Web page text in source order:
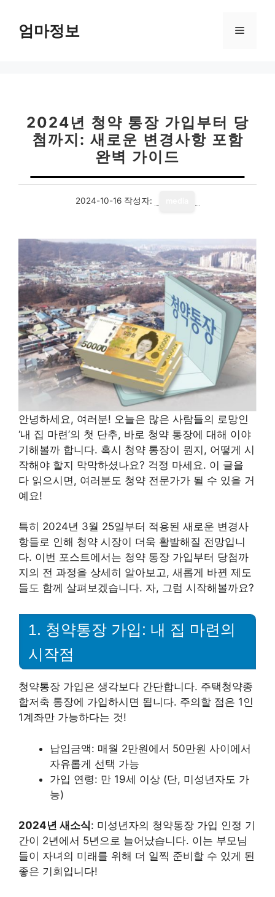
엄마정보 메
2024년 청약 통장 가입부터 당
첨까지: 새로운 변경사항 포함
완벽 가이드
2024-10-16 작성자:
안녕하세요, 여러분! 오늘은 많은 사람들의 로망인
‘내 집 마련’의 첫 단추, 바로 청약 통장에 대해 이야
기해볼까 합니다. 혹시 청약 통장이 뭔지, 어떻게 시
작해야 할지 막막하셨나요? 걱정 마세요. 이 글을
다 읽으시면, 여러분도 청약 전문가가 될 수 있을 거
예요!
특히 2024년 3월 25일부터 적용된 새로운 변경사
항들로 인해 청약 시장이 더욱 활발해질 전망입니
다. 이번 포스트에서는 청약 통장 가입부터 당첨까
지의 전 과정을 상세히 알아보고, 새롭게 바뀐 제도
들도 함께 살펴보겠습니다. 자, 그럼 시작해볼까요?
1. 청약통장 가입: 내 집 마련의
시작점
청약통장 가입은 생각보다 간단합니다. 주택청약종
합저축 통장에 가입하시면 됩니다. 주의할 점은 1인
1계좌만 가능하다는 것!
납입금액: 매월 2만원에서 50만원 사이에서
자유롭게 선택 가능
가입 연령: 만 19세 이상 (단, 미성년자도 가
능)
2024년 새소식: 미성년자의 청약통장 가입 인정 기
간이 2년에서 5년으로 늘어났습니다. 이는 부모님
들이 자녀의 미래를 위해 더 일찍 준비할 수 있게 된
좋은 기회입니다!